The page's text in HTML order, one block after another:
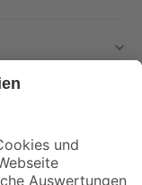
verpassen!